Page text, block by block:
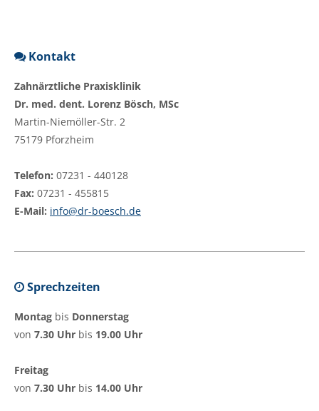
Kontakt
Zahnärztliche Praxisklinik
Dr. med. dent. Lorenz Bösch, MSc
Martin-Niemöller-Str. 2
75179 Pforzheim
Telefon: 07231 - 440128
Fax: 07231 - 455815
E-Mail: info@dr-boesch.de
Sprechzeiten
Montag bis Donnerstag
von 7.30 Uhr bis 19.00 Uhr
Freitag
von 7.30 Uhr bis 14.00 Uhr